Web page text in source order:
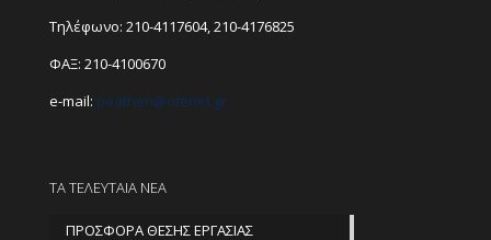
Τηλέφωνο: 210-4117604,210-4176825
ΦΑΞ: 210-4100670
e-mail: peathen@otenet.gr
ΤΑ ΤΕΛΕΥΤΑΙΑ ΝΕΑ
ΠΡΟΣΦΟΡΑ ΘΕΣΗΣ ΕΡΓΑΣΙΑΣ